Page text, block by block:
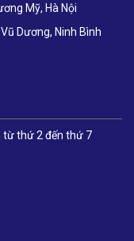
Mỹ, Hà Nội
Dương, Ninh Bình
từ thứ 2 đến thứ 7